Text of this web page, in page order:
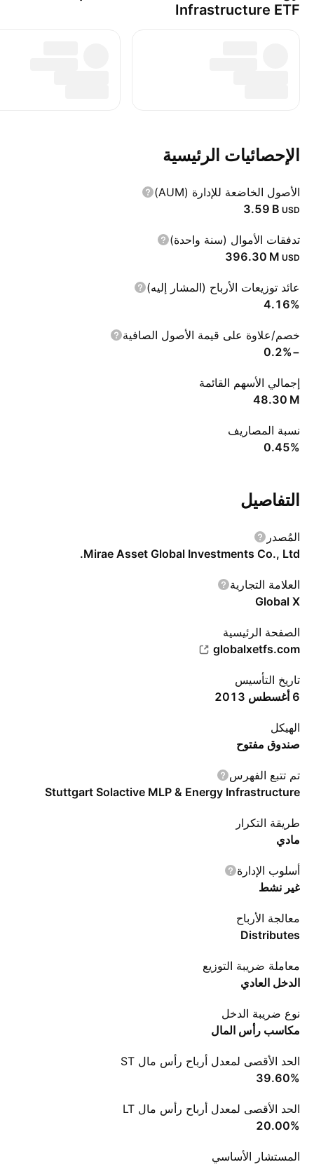
Infrastructure ETF
الإحصائيات الرئيسية
الأصول الخاضعة للإدارة (AUM)
‪3.59 B‬ USD
تدفقات الأموال (سنة واحدة)
‪396.30 M‬ USD
عائد توزيعات الأرباح (المشار إليه)
4.16%
خصم/علاوة على قيمة الأصول الصافية
−0.2%
إجمالي الأسهم القائمة
‪48.30 M‬
نسبة المصاريف
0.45%
التفاصيل
المُصدر
Mirae Asset Global Investments Co., Ltd.
العلامة التجارية
Global X
الصفحة الرئيسية
globalxetfs.com
تاريخ التأسيس
6 أغسطس 2013
الهيكل
صندوق مفتوح
تم تتبع الفهرس
Stuttgart Solactive MLP & Energy Infrastructure
طريقة التكرار
مادي
أسلوب الإدارة
غير نشط
معالجة الأرباح
Distributes
معاملة ضريبة التوزيع
الدخل العادي
نوع ضريبة الدخل
مكاسب رأس المال
الحد الأقصى لمعدل أرباح رأس مال ST
‪39.60%‬
الحد الأقصى لمعدل أرباح رأس مال LT
‪20.00%‬
المستشار الأساسي